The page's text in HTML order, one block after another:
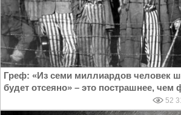
Греф: «Из семи миллиардов человек
будет отсеяно» – это пострашнее, чем
52